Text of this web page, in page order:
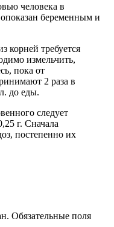
человека в
беременным и
корней требуется
измельчить,
пока от
2 раза в
до еды.
следует
г. Сначала
постепенно их
Обязательные поля